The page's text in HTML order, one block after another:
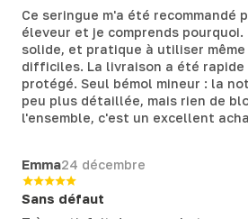
Ce seringue m'a été recommandé
éleveur et je comprends
solide, et pratique à utiliser
difficiles. La livraison a été
protégé. Seul bémol mineur : la
peu plus détaillée, mais rien de
l'ensemble, c'est un excellent
Emma24 décembre
Sans défaut